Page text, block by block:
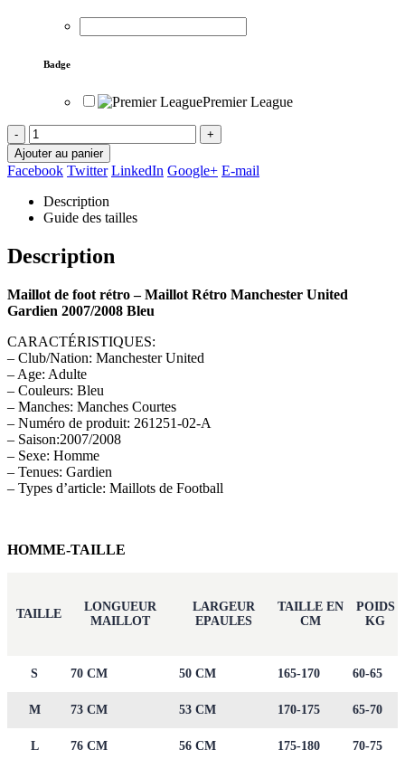
Badge
Premier League
-
+
Ajouter au panier
Facebook Twitter LinkedIn Google+ E-mail
Description
Guide des tailles
Description
Maillot de foot rétro – Maillot Rétro Manchester United
Gardien 2007/2008 Bleu
CARACTÉRISTIQUES:
– Club/Nation: Manchester United
– Age: Adulte
– Couleurs: Bleu
– Manches: Manches Courtes
– Numéro de produit: 261251-02-A
– Saison:2007/2008
– Sexe: Homme
– Tenues: Gardien
– Types d’article: Maillots de Football
HOMME-TAILLE
TAILLE
LONGUEUR
MAILLOT
LARGEUR
EPAULES
TAILLE EN
CM
POIDS
KG
S 70 CM 50 CM 165-170 60-65
M 73 CM 53 CM 170-175 65-70
L 76 CM 56 CM 175-180 70-75